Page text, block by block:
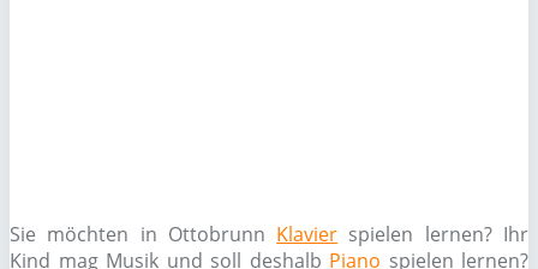
Sie möchten in Ottobrunn Klavier spielen lernen? Ihr
Kind mag Musik und soll deshalb Piano spielen lernen?